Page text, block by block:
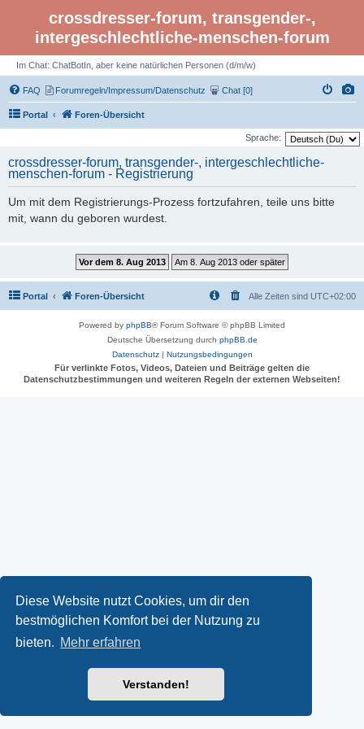
Diese Website nutzt Cookies, um dir den
bestmöglichen Komfort bei der Nutzung zu
bieten. Mehr erfahren
Verstanden!
crossdresser-forum, transgender-,
intergeschlechtliche-menschen-forum
Im Chat: ChatBotIn, aber keine natürlichen Personen (d/m/w)
FAQ Forumregeln/Impressum/Datenschutz Chat [0]
Portal Foren-Übersicht
Sprache:
crossdresser-forum, transgender-, intergeschlechtliche-
menschen-forum - Registrierung
Um mit dem Registrierungs-Prozess fortzufahren, teile uns bitte
mit, wann du geboren wurdest.
Portal Foren-Übersicht Alle Zeiten sind UTC+02:00
Powered by phpBB® Forum Software © phpBB Limited
Deutsche Übersetzung durch phpBB.de
Datenschutz| Nutzungsbedingungen
Für verlinkte Fotos, Videos, Dateien und Beiträge gelten die
Datenschutzbestimmungen und weiteren Regeln der externen Webseiten!